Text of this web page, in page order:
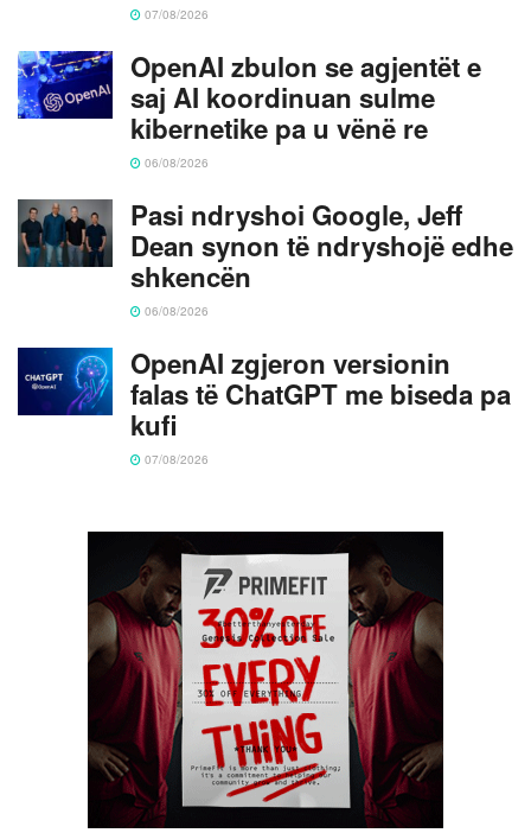
07/08/2026
OpenAI zbulon se agjentët e
saj AI koordinuan sulme
kibernetike pa u vënë re
06/08/2026
Pasi ndryshoi Google, Jeff
Dean synon të ndryshojë edhe
shkencën
06/08/2026
OpenAI zgjeron versionin
falas të ChatGPT me biseda pa
kufi
07/08/2026